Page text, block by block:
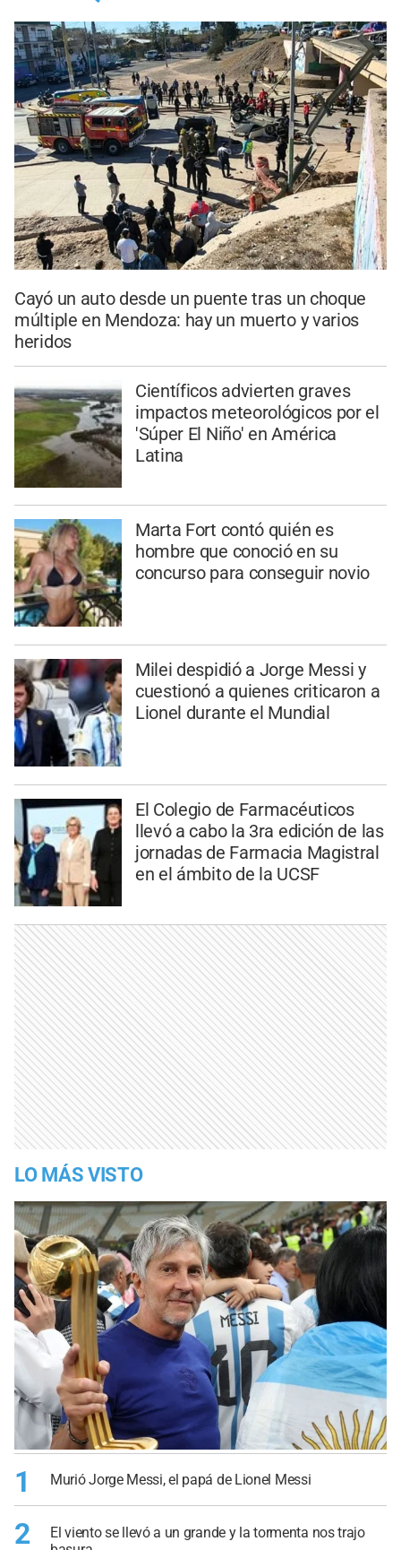
Cayó un auto desde un puente tras un choque
múltiple en Mendoza: hay un muerto y varios
heridos
Científicos advierten graves
impactos meteorológicos por el
'Súper El Niño' en América
Latina
Marta Fort contó quién es
hombre que conoció en su
concurso para conseguir novio
Milei despidió a Jorge Messi y
cuestionó a quienes criticaron a
Lionel durante el Mundial
El Colegio de Farmacéuticos
llevó a cabo la 3ra edición de las
jornadas de Farmacia Magistral
en el ámbito de la UCSF
LO MÁS VISTO
1 Murió Jorge Messi, el papá de Lionel Messi
2
El viento se llevó a un grande y la tormenta nos trajo